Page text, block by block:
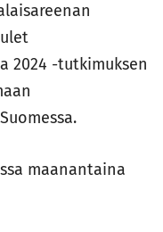
2024 -tutkimuksen
maanantaina